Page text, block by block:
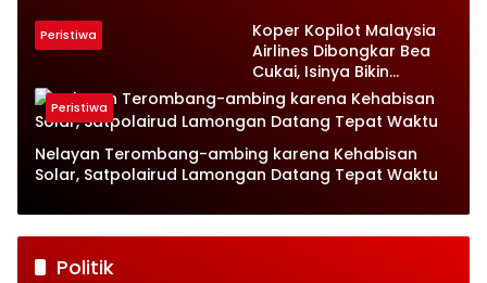
Peristiwa
Koper Kopilot Malaysia
Airlines Dibongkar Bea
Cukai, Isinya Bikin
Petugas Terkejut
Peristiwa
Nelayan Terombang-ambing karena Kehabisan
Solar, Satpolairud Lamongan Datang Tepat Waktu
Politik